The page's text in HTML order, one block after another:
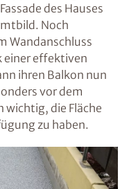
des Hauses
Noch
Wandanschluss
einer effektiven
ihren Balkon nun
vor dem
wichtig, die Fläche
zu haben.